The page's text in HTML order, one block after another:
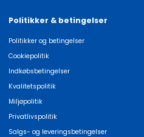
Politikker & betingelser
Politikker og betingelser
Cookiepolitik
Indkøbsbetingelser
Kvalitetspolitik
Miljøpolitik
Privatlivspolitik
Salgs- og leveringsbetingelser